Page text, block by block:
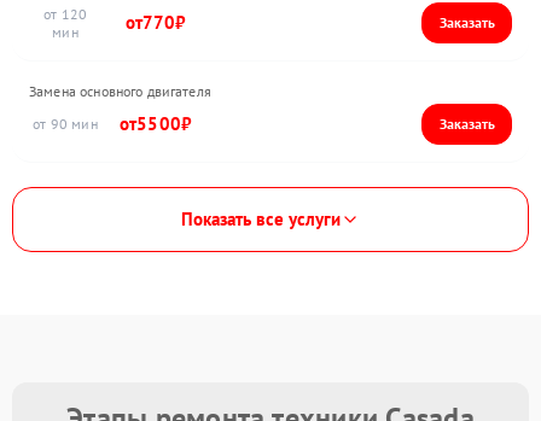
120
770
Замена основного двигателя
90
5500
Показать все услуги